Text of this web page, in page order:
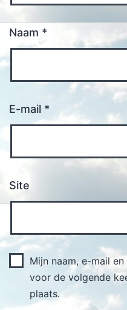
Naam *
E-mail *
Site
Mijn naam, e-mail
voor de volgende
plaats.